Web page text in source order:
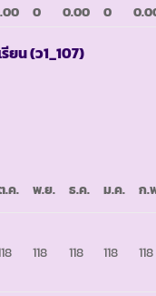
0 0.00 0
ยน (ว1_107)
.ค. พ.ย. ธ.ค. ม.ค.
ก.
118 118 118 118